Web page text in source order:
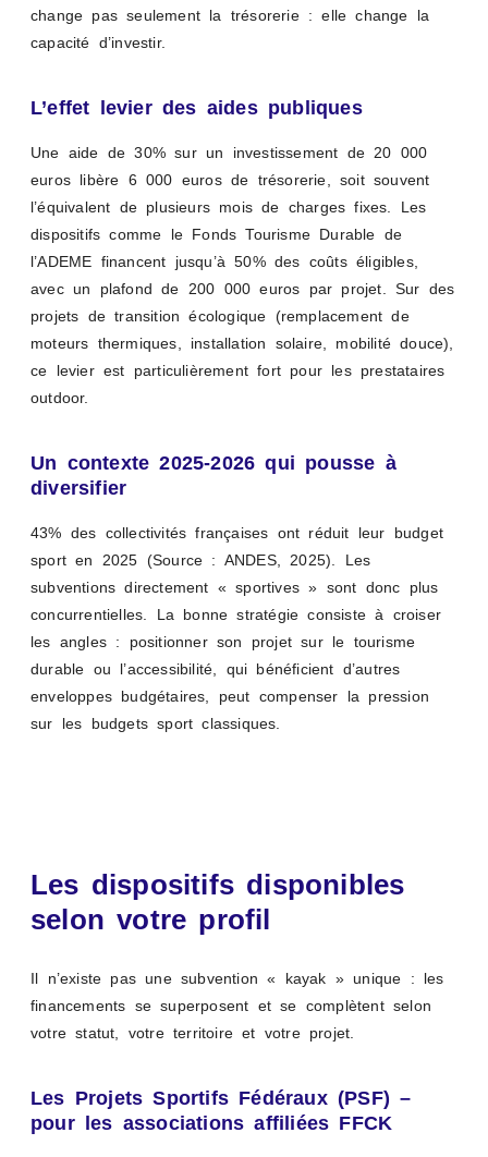
change pas seulement la trésorerie : elle change la
capacité d’investir.
L’effet levier des aides publiques
Une aide de 30% sur un investissement de 20 000
euros libère 6 000 euros de trésorerie, soit souvent
l’équivalent de plusieurs mois de charges fixes. Les
dispositifs comme le Fonds Tourisme Durable de
l’ADEME financent jusqu’à 50% des coûts éligibles,
avec un plafond de 200 000 euros par projet. Sur des
projets de transition écologique (remplacement de
moteurs thermiques, installation solaire, mobilité douce),
ce levier est particulièrement fort pour les prestataires
outdoor.
Un contexte 2025-2026 qui pousse à
diversifier
43% des collectivités françaises ont réduit leur budget
sport en 2025 (Source : ANDES, 2025). Les
subventions directement « sportives » sont donc plus
concurrentielles. La bonne stratégie consiste à croiser
les angles : positionner son projet sur le tourisme
durable ou l’accessibilité, qui bénéficient d’autres
enveloppes budgétaires, peut compenser la pression
sur les budgets sport classiques.
Les dispositifs disponibles
selon votre profil
Il n’existe pas une subvention « kayak » unique : les
financements se superposent et se complètent selon
votre statut, votre territoire et votre projet.
Les Projets Sportifs Fédéraux (PSF) –
pour les associations affiliées FFCK